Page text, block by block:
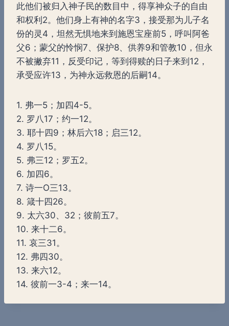
此他们被归入神子民的数目中，得享神众子的自由
和权利2。他们身上有神的名字3，接受那为儿子名
份的灵4，坦然无惧地来到施恩宝座前5，呼叫阿爸
父6；蒙父的怜悯7、保护8、供养9和管教10，但永
不被撇弃11，反受印记，等到得赎的日子来到12，
承受应许13，为神永远救恩的后嗣14。
1. 弗一5；加四4-5。
2. 罗八17；约一12。
3. 耶十四9；林后六18；启三12。
4. 罗八15。
5. 弗三12；罗五2。
6. 加四6。
7. 诗一O三13。
8. 箴十四26。
9. 太六30、32；彼前五7。
10. 来十二6。
11. 哀三31。
12. 弗四30。
13. 来六12。
14. 彼前一3-4；来一14。